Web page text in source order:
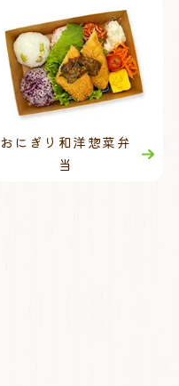
おにぎり和洋惣菜弁
当